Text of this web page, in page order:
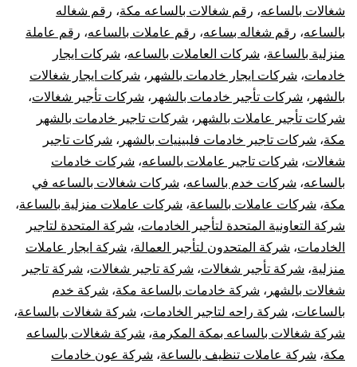
شغالات بالساعه، رقم شغالات بالساعه مكة، رقم شغاله
بالساعه، رقم شغاله بساعه، رقم عاملات بالساعه، رقم عاملة
منزلية بالساعة، شركات العاملات بالساعه، شركات ايجار
خادمات، شركات ايجار خادمات بالشهر ، شركات ايجار شغالات
بالشهر ، شركات تأجير خادمات بالشهر ، شركات تأجير شغالات،
شركات تأجير عاملات بالشهر ، شركات تاجير خادمات بالشهر
مكة، شركات تاجير خادمات فلبينيات بالشهر ، شركات تاجير
شغالات، شركات تاجير عاملات بالساعه، شركات خادمات
بالساعه، شركات خدم بالساعه، شركات شغالات بالساعه في
مكة، شركات عاملات بالساعة، شركات عاملات منزلية بالساعة،
شركة التعاونية المتحدة لتأجير الخادمات، شركة المتحدة لتاجير
الخادمات، شركة المتحدون لتأجير العمالة، شركة ايجار عاملات
منزلية، شركة تأجير شغالات، شركة تاجير شغالات، شركة تاجير
شغالات بالشهر ، شركة خادمات بالساعة مكة، شركة خدم
بالساعات، شركة راحه لتاجير الخادمات، شركة شغالات بالساعة،
شركة شغالات بالساعه بمكة المكرمة، شركة شغالات بالساعه
مكة، شركة عاملات تنظيف بالساعة، شركة عون خادمات